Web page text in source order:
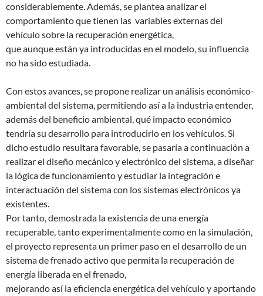
considerablemente. Además, se plantea analizar el
comportamiento que tienen las variables externas del
vehículo sobre la recuperación energética,
que aunque están ya introducidas en el modelo, su influencia
no ha sido estudiada.
Con estos avances, se propone realizar un análisis económico-
ambiental del sistema, permitiendo así a la industria entender,
además del beneficio ambiental, qué impacto económico
tendría su desarrollo para introducirlo en los vehículos. Si
dicho estudio resultara favorable, se pasaría a continuación a
realizar el diseño mecánico y electrónico del sistema, a diseñar
la lógica de funcionamiento y estudiar la integración e
interactuación del sistema con los sistemas electrónicos ya
existentes.
Por tanto, demostrada la existencia de una energía
recuperable, tanto experimentalmente como en la simulación,
el proyecto representa un primer paso en el desarrollo de un
sistema de frenado activo que permita la recuperación de
energía liberada en el frenado,
mejorando así la eficiencia energética del vehículo y aportando